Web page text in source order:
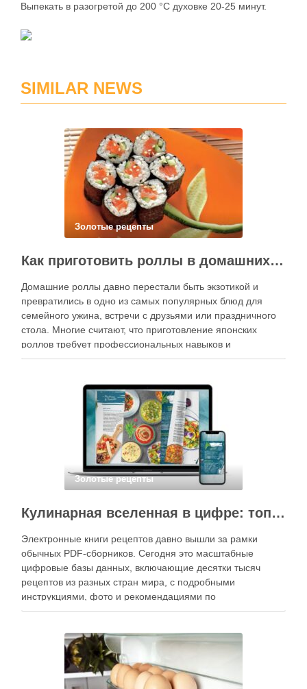
Выпекать в разогретой до 200 °С духовке 20-25 минут.
SIMILAR NEWS
Золотые рецепты
Как приготовить роллы в домашних условиях?
Домашние роллы давно перестали быть экзотикой и
превратились в одно из самых популярных блюд для
семейного ужина, встречи с друзьями или праздничного
стола. Многие считают, что приготовление японских
роллов требует профессиональных навыков и
специального оборудования, однако на практике сделать
кухне. Главное — …
Золотые рецепты
Кулинарная вселенная в цифре: топ-3 самых больших электронных книг рецептов
Электронные книги рецептов давно вышли за рамки
обычных PDF-сборников. Сегодня это масштабные
цифровые базы данных, включающие десятки тысяч
рецептов из разных стран мира, с подробными
инструкциями, фото и рекомендациями по
приготовлению. В отличие от печатных изданий,
контент, расширять коллекции блюд и добавлять новые
функции. Ниже …